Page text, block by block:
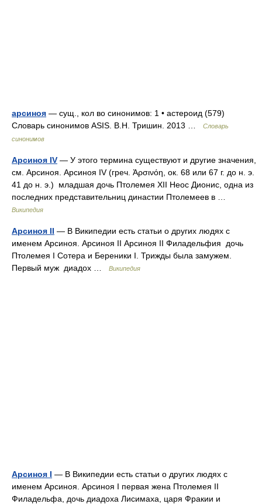
арсиноя — сущ., кол во синонимов: 1 • астероид (579)
Словарь синонимов ASIS. В.Н. Тришин. 2013 …
Словарь
синонимов
Арсиноя IV — У этого термина существуют и другие значения,
см. Арсиноя. Арсиноя IV (греч. Ἀρσινόη, ок. 68 или 67 г. до н. э.
41 до н. э.) младшая дочь Птолемея XII Неос Дионис, одна из
последних представительниц династии Птолемеев в …
Википедия
Арсиноя II — В Википедии есть статьи о других людях с
именем Арсиноя. Арсиноя II Арсиноя II Филадельфия дочь
Птолемея I Сотера и Береники I. Трижды была замужем.
Первый муж диадох …
Википедия
Арсиноя I — В Википедии есть статьи о других людях с
именем Арсиноя. Арсиноя I первая жена Птолемея II
Филадельфа, дочь диадоха Лисимаха, царя Фракии и